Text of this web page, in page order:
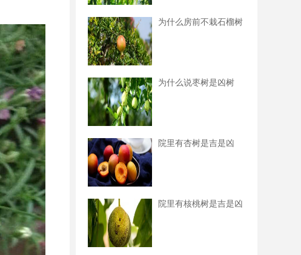
为什么房前不栽石榴树
为什么说枣树是凶树
院里有杏树是吉是凶
院里有核桃树是吉是凶